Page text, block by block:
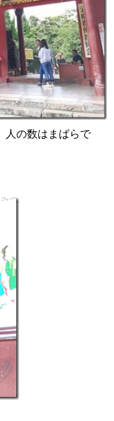
人の数はまばらで